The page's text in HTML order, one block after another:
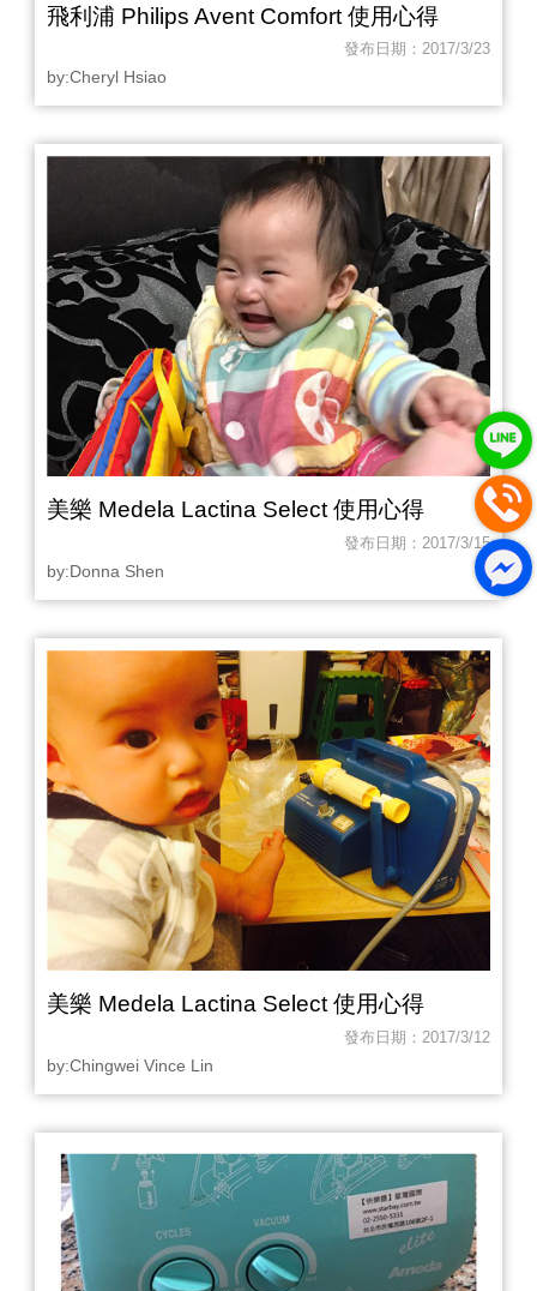
飛利浦 Philips Avent Comfort 使用心得
發布日期：2017/3/23
by:Cheryl Hsiao‎
美樂 Medela Lactina Select 使用心得
發布日期：2017/3/15
by:Donna Shen‎
美樂 Medela Lactina Select 使用心得
發布日期：2017/3/12
by:Chingwei Vince Lin